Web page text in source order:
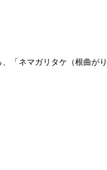
「ネマガリタケ（根曲が